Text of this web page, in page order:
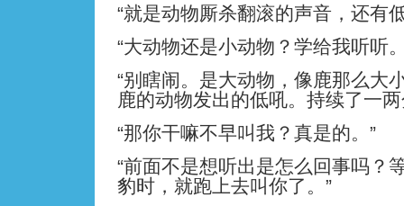
“就是动物厮杀翻滚的声音，还有
“大动物还是小动物？学给我听听
“别瞎闹。是大动物，像鹿那么大
鹿的动物发出的低吼。持续了一
“那你干嘛不早叫我？真是的。”
“前面不是想听出是怎么回事吗？
豹时，就跑上去叫你了。”